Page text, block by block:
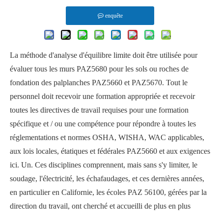
enquête
La méthode d'analyse d'équilibre limite doit être utilisée pour
évaluer tous les murs PAZ5680 pour les sols ou roches de
fondation des palplanches PAZ5660 et PAZ5670. Tout le
personnel doit recevoir une formation appropriée et recevoir
toutes les directives de travail requises pour une formation
spécifique et / ou une compétence pour répondre à toutes les
réglementations et normes OSHA, WISHA, WAC applicables,
aux lois locales, étatiques et fédérales PAZ5660 et aux exigences
ici. Un. Ces disciplines comprennent, mais sans s'y limiter, le
soudage, l'électricité, les échafaudages, et ces dernières années,
en particulier en Californie, les écoles PAZ 56100, gérées par la
direction du travail, ont cherché et accueilli de plus en plus